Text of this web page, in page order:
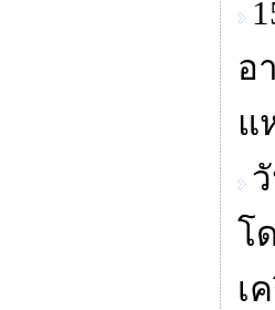
อ
แ
โ
เ